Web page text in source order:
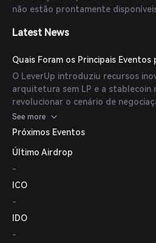
não estão prontamente
Latest News
Quais Foram os Principais Eventos
O LeverUp introduziu recursos
arquitetura sem LP e a stablecoin
revolucionar o cenário de
descentralizados.
See more
Próximos Eventos
Último Airdrop
-
ICO
-
IDO
-